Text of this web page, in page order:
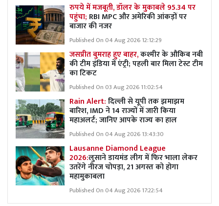
रुपये में मजबूती, डॉलर के मुकाबले 95.34 पर
पहुंचा; RBI MPC और अमेरिकी आंकड़ों पर
बाजार की नजर
Published On 04 Aug 2026 12:12:29
जसप्रीत बुमराह हुए बाहर,कश्मीर के औकिब नबी
की टीम इंडिया में एंट्री; पहली बार मिला टेस्ट टीम
का टिकट
Published On 03 Aug 2026 11:02:54
Rain Alert:दिल्ली से यूपी तक झमाझम
बारिश, IMD ने 14 राज्यों में जारी किया
महाअलर्ट; जानिए आपके राज्य का हाल
Published On 04 Aug 2026 13:43:30
Lausanne Diamond League
2026:लुसाने डायमंड लीग में फिर भाला लेकर
उतरेंगे नीरज चोपड़ा, 21 अगस्त को होगा
महामुकाबला
Published On 04 Aug 2026 17:22:54